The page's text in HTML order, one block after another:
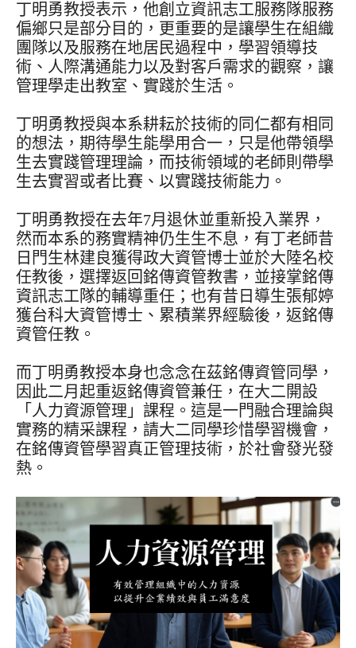
丁明勇教授表示，他創立資訊志工服務隊服務
偏鄉只是部分目的，更重要的是讓學生在組織
團隊以及服務在地居民過程中，學習領導技
術、人際溝通能力以及對客戶需求的觀察，讓
管理學走出教室、實踐於生活。
丁明勇教授與本系耕耘於技術的同仁都有相同
的想法，期待學生能學用合一，只是他帶領學
生去實踐管理理論，而技術領域的老師則帶學
生去實習或者比賽、以實踐技術能力。
丁明勇教授在去年7月退休並重新投入業界，
然而本系的務實精神仍生生不息，有丁老師昔
日門生林建良獲得政大資管博士並於大陸名校
任教後，選擇返回銘傳資管教書，並接掌銘傳
資訊志工隊的輔導重任；也有昔日導生張郁婷
獲台科大資管博士、累積業界經驗後，返銘傳
資管任教。
而丁明勇教授本身也念念在茲銘傳資管同學，
因此二月起重返銘傳資管兼任，在大二開設
「人力資源管理」課程。這是一門融合理論與
實務的精采課程，請大二同學珍惜學習機會，
在銘傳資管學習真正管理技術，於社會發光發
熱。